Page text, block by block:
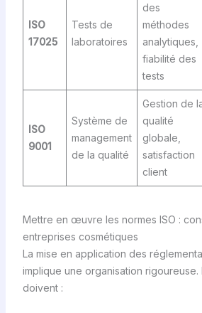
ISO
17025
Tests de
laboratoires
des
méthodes
analytiques,
fiabilité des
tests
ISO
9001
Système de
management
de la qualité
Gestion de
qualité
globale,
satisfaction
client
Mettre en œuvre les normes ISO :
entreprises cosmétiques
La mise en application des
implique une organisation rigoureuse.
doivent :